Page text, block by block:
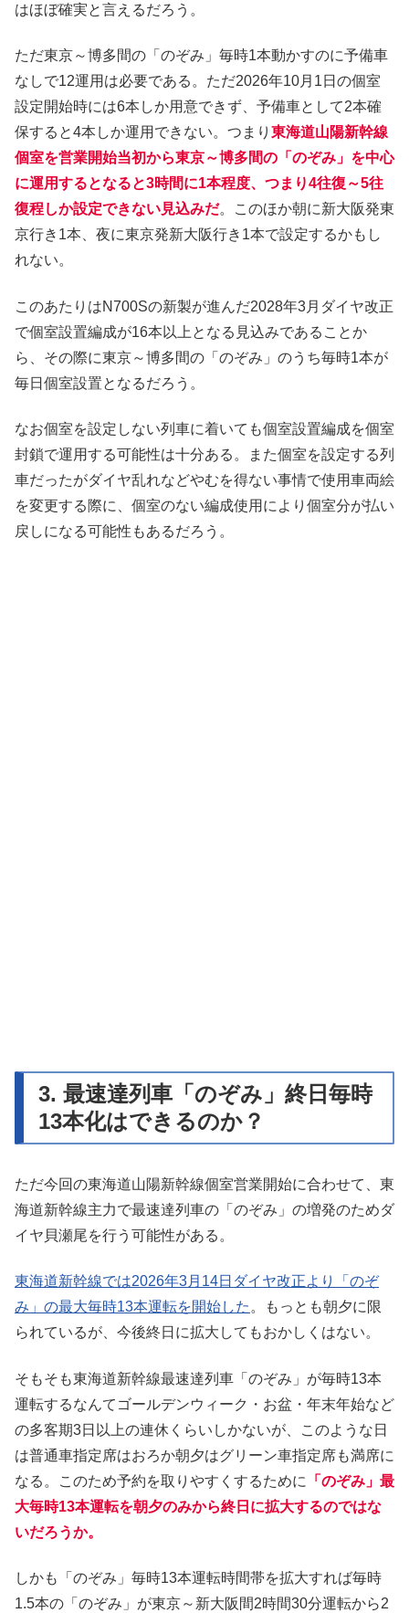
はほぼ確実と言えるだろう。
ただ東京～博多間の「のぞみ」毎時1本動かすのに予備車
なしで12運用は必要である。ただ2026年10月1日の個室
設定開始時には6本しか用意できず、予備車として2本確
保すると4本しか運用できない。つまり 東海道山陽新幹線
個室を営業開始当初から東京～博多間の「のぞみ」を中心
に運用するとなると3時間に1本程度、つまり4往復～5往
復程しか設定できない見込みだ。このほか朝に新大阪発東
京行き1本、夜に東京発新大阪行き1本で設定するかもし
れない。
このあたりはN700Sの新製が進んだ2028年3月ダイヤ改正
で個室設置編成が16本以上となる見込みであることか
ら、その際に東京～博多間の「のぞみ」のうち毎時1本が
毎日個室設置となるだろう。
なお個室を設定しない列車に着いても個室設置編成を個室
封鎖で運用する可能性は十分ある。また個室を設定する列
車だったがダイヤ乱れなどやむを得ない事情で使用車両絵
を変更する際に、個室のない編成使用により個室分が払い
戻しになる可能性もあるだろう。
3. 最速達列車「のぞみ」終日毎時
13本化はできるのか？
ただ今回の東海道山陽新幹線個室営業開始に合わせて、東
海道新幹線主力で最速達列車の「のぞみ」の増発のためダ
イヤ貝瀬尾を行う可能性がある。
東海道新幹線では2026年3月14日ダイヤ改正より「のぞ
み」の最大毎時13本運転を開始した。もっとも朝夕に限
られているが、今後終日に拡大してもおかしくはない。
そもそも東海道新幹線最速達列車「のぞみ」が毎時13本
運転するなんてゴールデンウィーク・お盆・年末年始など
の多客期3日以上の連休くらいしかないが、このような日
は普通車指定席はおろか朝夕はグリーン車指定席も満席に
なる。このため予約を取りやすくするために
「のぞみ」最
大毎時13本運転を朝夕のみから終日に拡大するのではな
いだろうか。
しかも「のぞみ」毎時13本運転時間帯を拡大すれば毎時
1.5本の「のぞみ」が東京～新大阪間2時間30分運転から2